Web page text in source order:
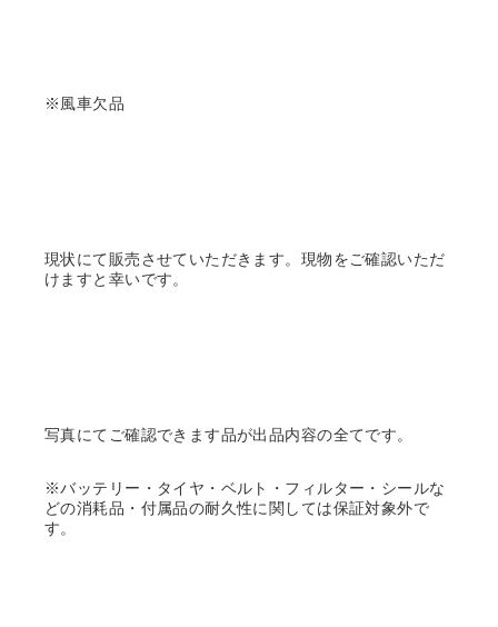
※風車欠品
現状にて販売させていただきます。現物をご確認いただ
けますと幸いです。
写真にてご確認できます品が出品内容の全てです。
※バッテリー・タイヤ・ベルト・フィルター・シールな
どの消耗品・付属品の耐久性に関しては保証対象外で
す。